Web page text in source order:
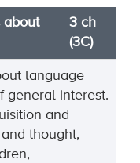
about
3 ch
(3C)
language
general interest.
and
thought,